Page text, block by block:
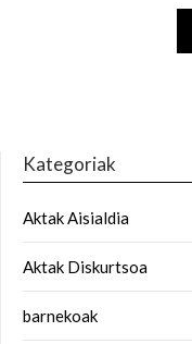
Kategoriak
Aktak Aisialdia
Aktak Diskurtsoa
barnekoak